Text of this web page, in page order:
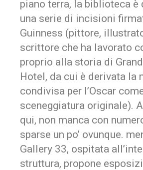
piano terra, la biblioteca è
una serie di incisioni
Guinness (pittore,
scrittore che ha lavorato
proprio alla storia di
Hotel, da cui è derivata la
condivisa per l’Oscar
sceneggiatura originale).
qui, non manca con
sparse un po’ ovunque.
Gallery 33, ospitata
struttura, propone